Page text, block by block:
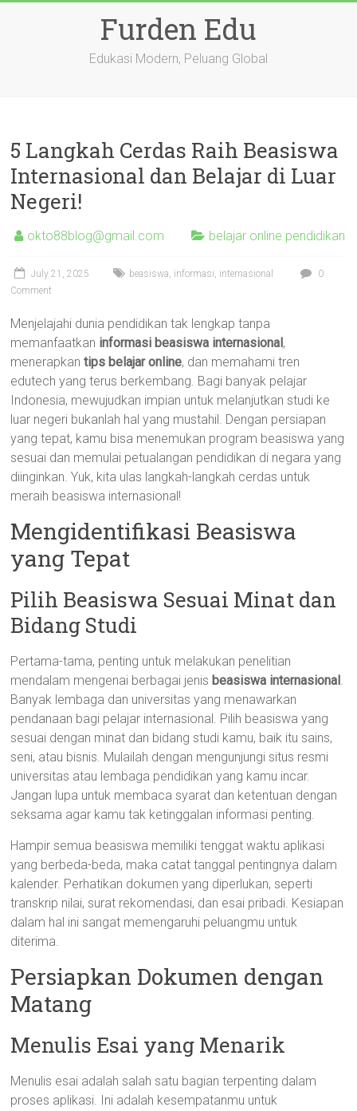
Furden Edu
Edukasi Modern, Peluang Global
5 Langkah Cerdas Raih Beasiswa
Internasional dan Belajar di Luar
Negeri!
okto88blog@gmail.com belajar online pendidikan
July 21, 2025 beasiswa, informasi, internasional
0
Comment
Menjelajahi dunia pendidikan tak lengkap tanpa
memanfaatkan informasi beasiswa internasional,
menerapkantips belajar online, dan memahami tren
edutech yang terus berkembang. Bagi banyak pelajar
Indonesia, mewujudkan impian untuk melanjutkan studi ke
luar negeri bukanlah hal yang mustahil. Dengan persiapan
yang tepat, kamu bisa menemukan program beasiswa yang
sesuai dan memulai petualangan pendidikan di negara yang
diinginkan. Yuk, kita ulas langkah-langkah cerdas untuk
meraih beasiswa internasional!
Mengidentifikasi Beasiswa
yang Tepat
Pilih Beasiswa Sesuai Minat dan
Bidang Studi
Pertama-tama, penting untuk melakukan penelitian
mendalam mengenai berbagai jenis beasiswa internasional.
Banyak lembaga dan universitas yang menawarkan
pendanaan bagi pelajar internasional. Pilih beasiswa yang
sesuai dengan minat dan bidang studi kamu, baik itu sains,
seni, atau bisnis. Mulailah dengan mengunjungi situs resmi
universitas atau lembaga pendidikan yang kamu incar.
Jangan lupa untuk membaca syarat dan ketentuan dengan
seksama agar kamu tak ketinggalan informasi penting.
Hampir semua beasiswa memiliki tenggat waktu aplikasi
yang berbeda-beda, maka catat tanggal pentingnya dalam
kalender. Perhatikan dokumen yang diperlukan, seperti
transkrip nilai, surat rekomendasi, dan esai pribadi. Kesiapan
dalam hal ini sangat memengaruhi peluangmu untuk
diterima.
Persiapkan Dokumen dengan
Matang
Menulis Esai yang Menarik
Menulis esai adalah salah satu bagian terpenting dalam
proses aplikasi. Ini adalah kesempatanmu untuk